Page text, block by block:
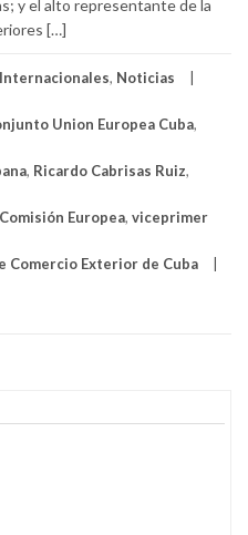
y el alto representante de la
[…]
Internacionales, Noticias
Union Europea Cuba,
, Ricardo Cabrisas Ruiz,
Europea, viceprimer
Comercio Exterior de Cuba